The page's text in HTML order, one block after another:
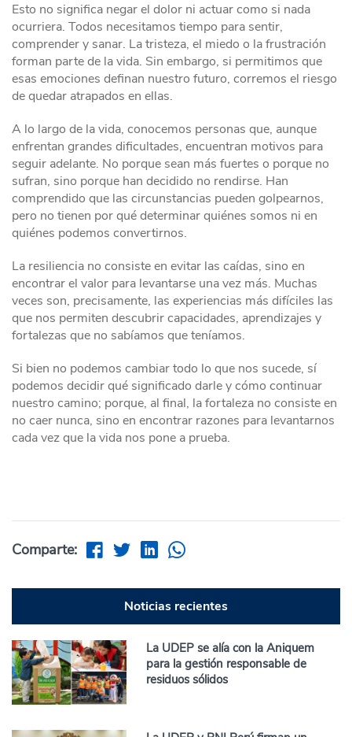
Esto no significa negar el dolor ni actuar como si nada
ocurriera. Todos necesitamos tiempo para sentir,
comprender y sanar. La tristeza, el miedo o la frustración
forman parte de la vida. Sin embargo, si permitimos que
esas emociones definan nuestro futuro, corremos el riesgo
de quedar atrapados en ellas.
A lo largo de la vida, conocemos personas que, aunque
enfrentan grandes dificultades, encuentran motivos para
seguir adelante. No porque sean más fuertes o porque no
sufran, sino porque han decidido no rendirse. Han
comprendido que las circunstancias pueden golpearnos,
pero no tienen por qué determinar quiénes somos ni en
quiénes podemos convertirnos.
La resiliencia no consiste en evitar las caídas, sino en
encontrar el valor para levantarse una vez más. Muchas
veces son, precisamente, las experiencias más difíciles las
que nos permiten descubrir capacidades, aprendizajes y
fortalezas que no sabíamos que teníamos.
Si bien no podemos cambiar todo lo que nos sucede, sí
podemos decidir qué significado darle y cómo continuar
nuestro camino; porque, al final, la fortaleza no consiste en
no caer nunca, sino en encontrar razones para levantarnos
cada vez que la vida nos pone a prueba.
Comparte:
Noticias recientes
La UDEP se alía con la Aniquem
para la gestión responsable de
residuos sólidos